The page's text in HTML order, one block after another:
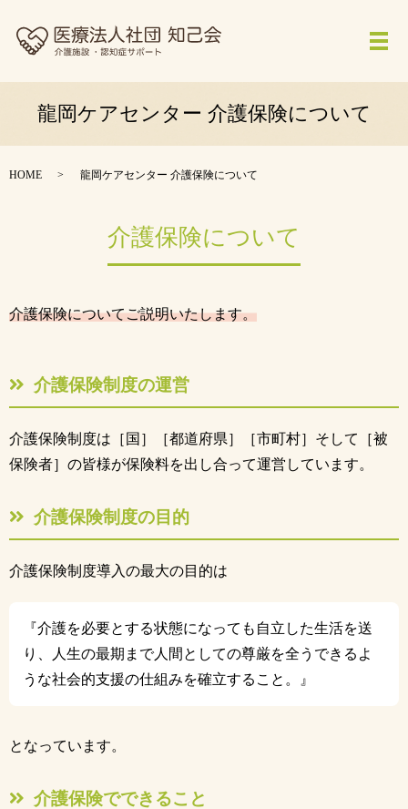
メ
龍岡ケアセンター 介護保険について
HOME 龍岡ケアセンター 介護保険について
介護保険について
介護保険についてご説明いたします。
介護保険制度の運営
介護保険制度は［国］［都道府県］［市町村］そして［被
保険者］の皆様が保険料を出し合って運営しています。
介護保険制度の目的
介護保険制度導入の最大の目的は
『介護を必要とする状態になっても自立した生活を送
り、人生の最期まで人間としての尊厳を全うできるよ
うな社会的支援の仕組みを確立すること。』
となっています。
介護保険でできること